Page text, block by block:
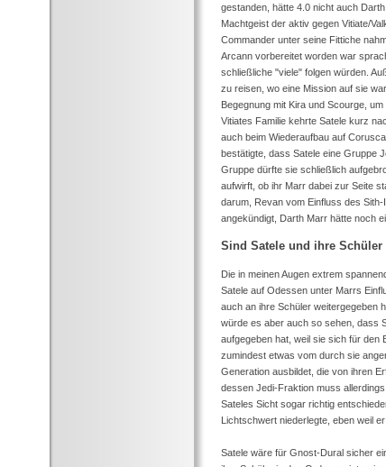
gestanden, hätte 4.0 nicht auch
Machtgeist der aktiv gegen Vitiate/
Commander unter seine Fittiche
Arcann vorbereitet worden war
schließliche "viele" folgen würden.
zu reisen, wo eine Mission auf sie
Begegnung mit Kira und Scourge,
Vitiates Familie kehrte Satele kurz
auch beim Wiederaufbau auf
bestätigte, dass Satele eine Gruppe
Gruppe dürfte sie schließlich
aufwirft, ob ihr Marr dabei zur Seite
darum, Revan vom Einfluss des
angekündigt, Darth Marr hätte noch
Sind Satele und ihre
Die in meinen Augen extrem
Satele auf Odessen unter Marrs
auch an ihre Schüler weitergegeben
würde es aber auch so sehen, dass
aufgegeben hat, weil sie sich für den
zumindest etwas vom durch sie
Generation ausbildet, die von ihren
dessen Jedi-Fraktion muss
Sateles Sicht sogar richtig
Lichtschwert niederlegte, eben weil er
Satele wäre für Gnost-Dural sicher